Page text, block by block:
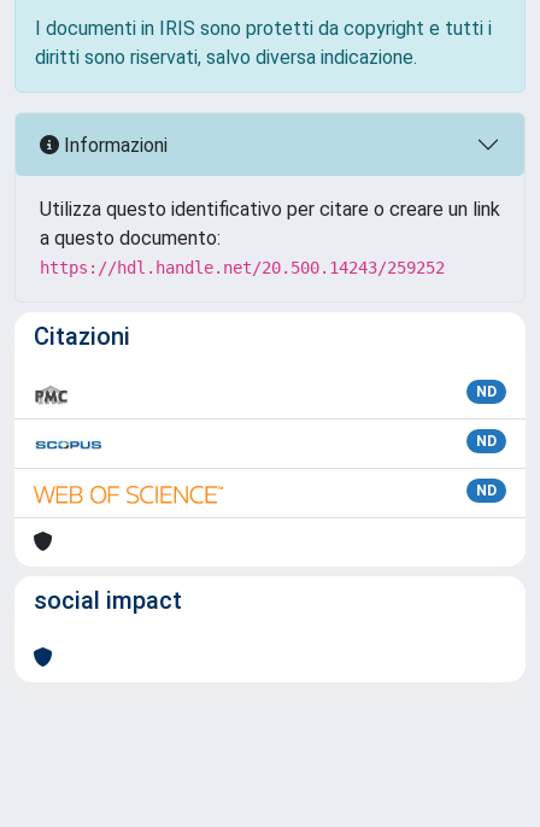
I documenti in IRIS sono protetti da copyright e tutti i
diritti sono riservati, salvo diversa indicazione.
Informazioni
Utilizza questo identificativo per citare o creare un link
a questo documento:
https://hdl.handle.net/20.500.14243/259252
Citazioni
ND
ND
ND
social impact